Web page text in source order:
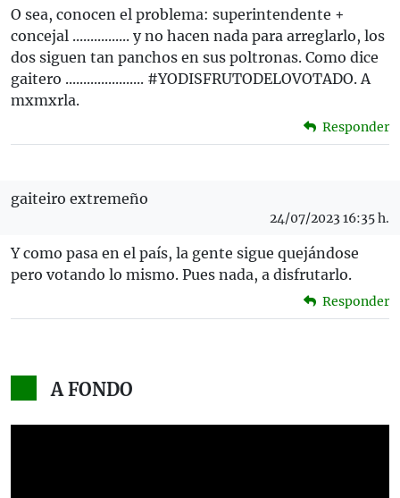
O sea, conocen el problema: superintendente +
concejal ................ y no hacen nada para arreglarlo, los
dos siguen tan panchos en sus poltronas. Como dice
gaitero ...................... #YODISFRUTODELOVOTADO. A
mxmxrla.
Responder
gaiteiro extremeño
24/07/2023 16:35 h.
Y como pasa en el país, la gente sigue quejándose
pero votando lo mismo. Pues nada, a disfrutarlo.
Responder
A FONDO